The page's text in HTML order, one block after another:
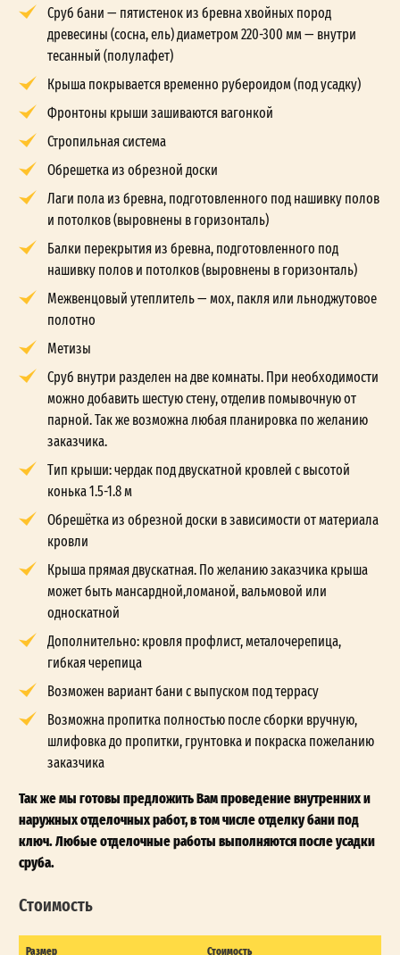
Сруб бани — пятистенок из бревна хвойных пород
древесины (сосна, ель) диаметром 220-300 мм — внутри
тесанный (полулафет)
Крыша покрывается временно рубероидом (под усадку)
Фронтоны крыши зашиваются вагонкой
Стропильная система
Обрешетка из обрезной доски
Лаги пола из бревна, подготовленного под нашивку полов
и потолков (выровнены в горизонталь)
Балки перекрытия из бревна, подготовленного под
нашивку полов и потолков (выровнены в горизонталь)
Межвенцовый утеплитель — мох, пакля или льноджутовое
полотно
Метизы
Сруб внутри разделен на две комнаты. При необходимости
можно добавить шестую стену, отделив помывочную от
парной. Так же возможна любая планировка по желанию
заказчика.
Тип крыши: чердак под двускатной кровлей с высотой
конька 1.5-1.8 м
Обрешётка из обрезной доски в зависимости от материала
кровли
Крыша прямая двускатная. По желанию заказчика крыша
может быть мансардной,ломаной, вальмовой или
односкатной
Дополнительно: кровля профлист, металочерепица,
гибкая черепица
Возможен вариант бани с выпуском под террасу
Возможна пропитка полностью после сборки вручную,
шлифовка до пропитки, грунтовка и покраска пожеланию
заказчика
Так же мы готовы предложить Вам проведение внутренних и
наружных отделочных работ, в том числе отделку бани под
ключ. Любые отделочные работы выполняются после усадки
сруба.
Стоимость
Размер Стоимость